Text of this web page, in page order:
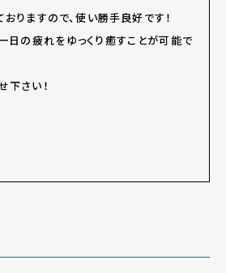
りますので、使い勝手良好です！
日の疲れをゆっくり癒すことが可能で
下さい！